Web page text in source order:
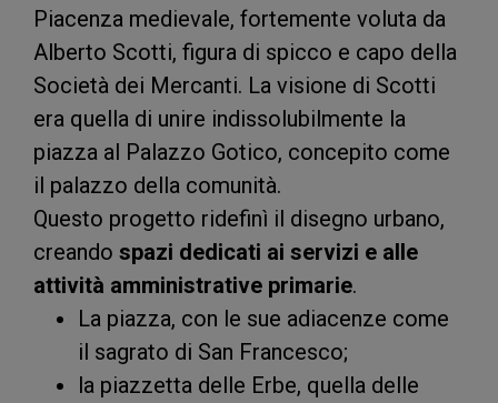
Piacenza medievale, fortemente voluta da
Alberto Scotti, figura di spicco e capo della
Società dei Mercanti. La visione di Scotti
era quella di unire indissolubilmente la
piazza al Palazzo Gotico, concepito come
il palazzo della comunità.
Questo progetto ridefinì il disegno urbano,
creando spazi dedicati ai servizi e alle
attività amministrative primarie.
La piazza, con le sue adiacenze come
il sagrato di San Francesco;
la piazzetta delle Erbe, quella delle